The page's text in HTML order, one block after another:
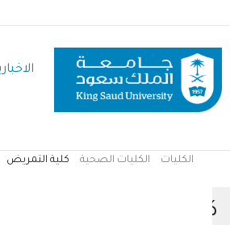
المحتوى
الرئيسي
التنقل
الكليات الكليات الصحية كلية التمريض
كلية التمريض